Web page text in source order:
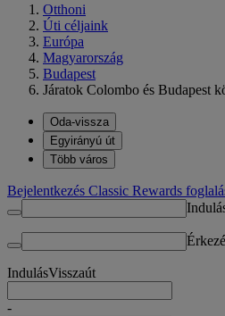
Otthoni
Úti céljaink
Európa
Magyarország
Budapest
Járatok Colombo és Budapest
Oda-vissza
Egyirányú út
Több város
Bejelentkezés Classic Rewards
IndulásVisszaút
-